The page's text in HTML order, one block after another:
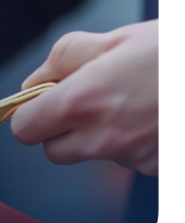
comme des leviers
valeur durable
50 premiers clients
frais de tenue de